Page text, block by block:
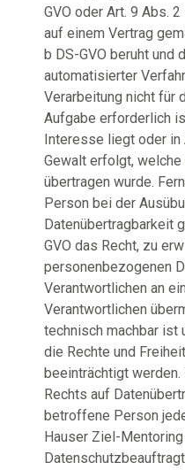
GVO oder Art. 9 Abs.
auf einem Vertrag
b DS-GVO beruht und
automatisierter
Verarbeitung nicht für
Aufgabe erforderlich
Interesse liegt oder
Gewalt erfolgt,
übertragen wurde.
Person bei der
Datenübertragbarkeit
GVO das Recht, zu
personenbezogenen
Verantwortlichen an
Verantwortlichen
technisch machbar ist
die Rechte und
beeinträchtigt werden.
Rechts auf
betroffene Person
Hauser Ziel-